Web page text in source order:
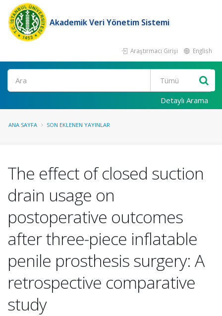
Akademik Veri Yönetim Sistemi
Araştırmacı Girişi English
Ara
Detaylı Arama
ANA SAYFA SON EKLENEN YAYINLAR
The effect of closed suction
drain usage on
postoperative outcomes
after three-piece inflatable
penile prosthesis surgery: A
retrospective comparative
study